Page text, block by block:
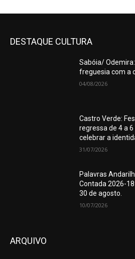
DESTAQUE CULTURA
Sabóia/
freguesia com a
04/08/2026
Castro Verde:
regressa de 4 a
celebrar a
31/07/2026
Palavras
Contada 2026-
30 de agosto.
10/07/2026
ARQUIVO